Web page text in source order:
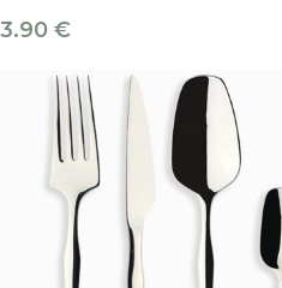
3.90 €